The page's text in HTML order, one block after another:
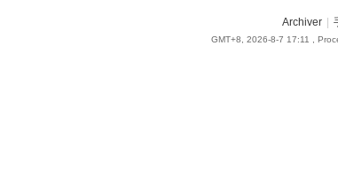
Archiver
GMT+8, 2026-8-7 17:11 ,